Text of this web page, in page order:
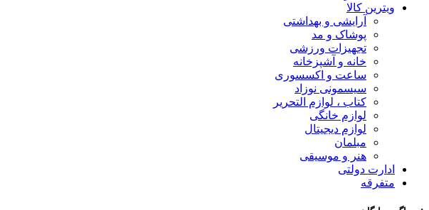
ویترین کالا
آرایشی و بهداشتی
پوشاک و مد
تجهیزات ورزشی
خانه و آشپزخانه
ساعت و اکسسوری
سیسمونی نوزاد
کتاب ، لوازم التحریر
لوازم خانگی
لوازم دیجیتال
مبلمان
هنر و موسیقی
ادارت دولتی
متفرقه